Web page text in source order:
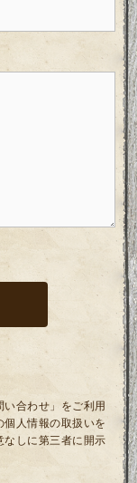
合わせ」をご利用
人情報の取扱いを
しに第三者に開示